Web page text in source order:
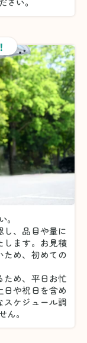
、品目や量に
します。お見積
ため、初めての
ため、平日お忙
日や祝日を含め
スケジュール調
。